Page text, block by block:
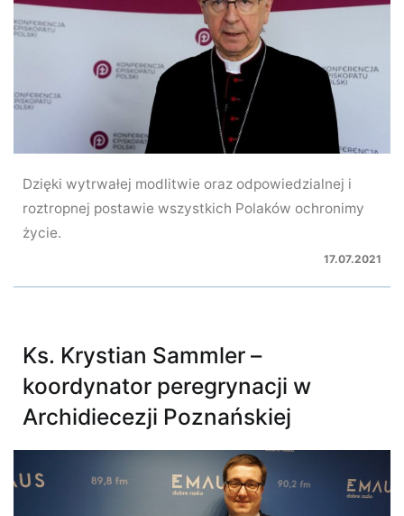
Dzięki wytrwałej modlitwie oraz odpowiedzialnej i
roztropnej postawie wszystkich Polaków ochronimy
życie.
17.07.2021
Ks. Krystian Sammler –
koordynator peregrynacji w
Archidiecezji Poznańskiej